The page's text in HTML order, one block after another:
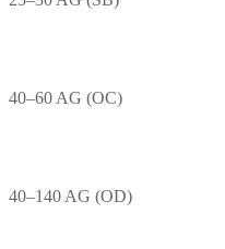
40–60 AG (OC)
40–140 AG (OD)